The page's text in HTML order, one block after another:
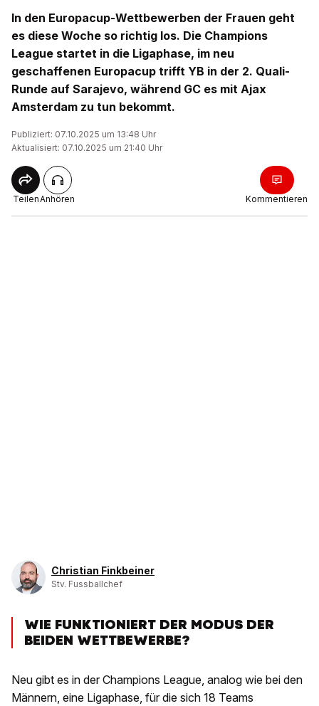
In den Europacup-Wettbewerben der Frauen geht
es diese Woche so richtig los. Die Champions
League startet in die Ligaphase, im neu
geschaffenen Europacup trifft YB in der 2. Quali-
Runde auf Sarajevo, während GC es mit Ajax
Amsterdam zu tun bekommt.
Publiziert: 07.10.2025 um 13:48 Uhr
Aktualisiert: 07.10.2025 um 21:40 Uhr
TeilenAnhören Kommentieren
Christian Finkbeiner
Stv. Fussballchef
WIE FUNKTIONIERT DER MODUS DER
BEIDEN WETTBEWERBE?
Neu gibt es in der Champions League, analog wie bei den
Männern, eine Ligaphase, für die sich 18 Teams